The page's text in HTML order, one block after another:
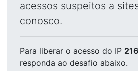
acessos suspeitos a
conosco.
Para liberar o acesso do IP
responda ao desafio abaixo.